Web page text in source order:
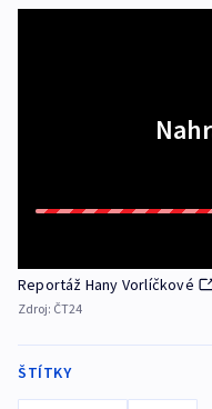
Reportáž Hany Vorlíčkové
Zdroj: ČT24
ŠTÍTKY